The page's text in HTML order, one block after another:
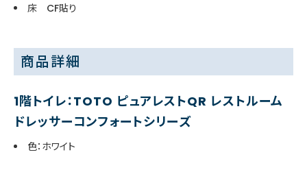
床 CF貼り
商品詳細
1階トイレ：TOTO ピュアレストQR レストルーム
ドレッサーコンフォートシリーズ
色：ホワイト